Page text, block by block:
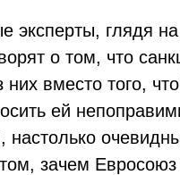
эксперты, глядя
о том, что
вместо того,
ей
зачем Евросоюз